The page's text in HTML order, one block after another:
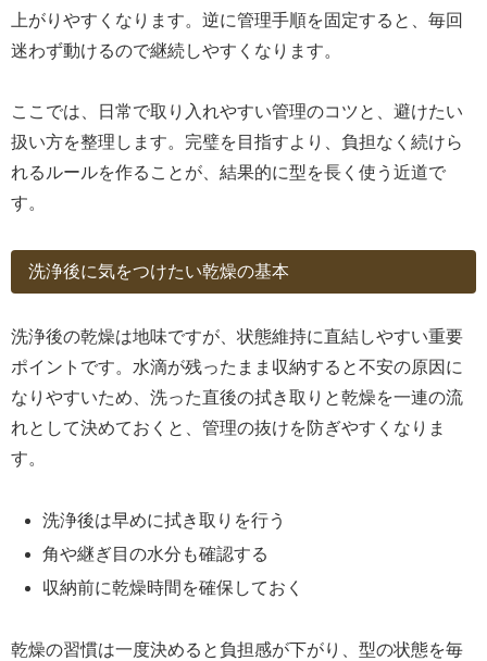
上がりやすくなります。逆に管理手順を固定すると、毎回
迷わず動けるので継続しやすくなります。
ここでは、日常で取り入れやすい管理のコツと、避けたい
扱い方を整理します。完璧を目指すより、負担なく続けら
れるルールを作ることが、結果的に型を長く使う近道で
す。
洗浄後に気をつけたい乾燥の基本
洗浄後の乾燥は地味ですが、状態維持に直結しやすい重要
ポイントです。水滴が残ったまま収納すると不安の原因に
なりやすいため、洗った直後の拭き取りと乾燥を一連の流
れとして決めておくと、管理の抜けを防ぎやすくなりま
す。
洗浄後は早めに拭き取りを行う
角や継ぎ目の水分も確認する
収納前に乾燥時間を確保しておく
乾燥の習慣は一度決めると負担感が下がり、型の状態を毎